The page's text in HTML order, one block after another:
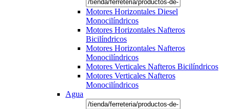
Motores Horizontales Diesel
Monocilíndricos
Motores Horizontales Nafteros
Bicilíndricos
Motores Horizontales Nafteros
Monocilíndricos
Motores Verticales Nafteros Bicilíndricos
Motores Verticales Nafteros
Monocilíndricos
Agua